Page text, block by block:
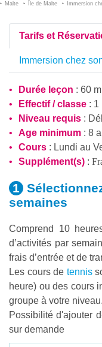
Malte Île de Malte Immersion
Tarifs et
Immersion chez
Durée leçon : 60
Effectif / classe : 1
Niveau requis :
Age minimum : 8
Cours : Lundi au
Supplément(s) :
semaines
Comprend 10
d’activités par
frais d’entrée et de
Les cours de tennis
heure) ou des cours
groupe à votre niveau.
Possibilité d'ajouter
sur demande